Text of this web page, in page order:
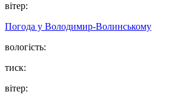
вітер:
Погода у Володимир-Волинському
вологість:
тиск:
вітер: